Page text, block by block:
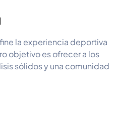
la experiencia deportiva
objetivo es ofrecer a los
sólidos y una comunidad